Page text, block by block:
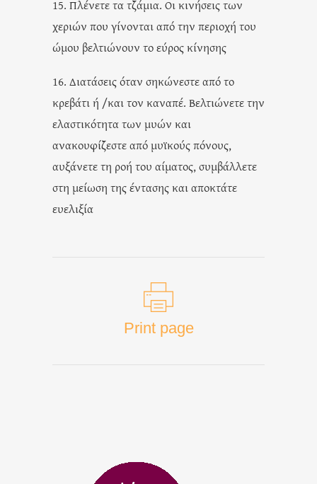
15. Πλένετε τα τζάμια. Οι κινήσεις των
χεριών που γίνονται από την περιοχή του
ώμου βελτιώνουν το εύρος κίνησης
16. Διατάσεις όταν σηκώνεστε από το
κρεβάτι ή /και τον καναπέ. Βελτιώνετε την
ελαστικότητα των μυών και
ανακουφίζεστε από μυϊκούς πόνους,
αυξάνετε τη ροή του αίματος, συμβάλλετε
στη μείωση της έντασης και αποκτάτε
ευελιξία
Print page